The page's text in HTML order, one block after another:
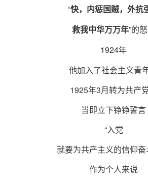
“快，内惩国贼，外抗
救我中华万万年”的
1924年
他加入了社会主义青
1925年3月转为共产
当即立下铮铮誓言
“入党
就要为共产主义的信仰
作为个人来说